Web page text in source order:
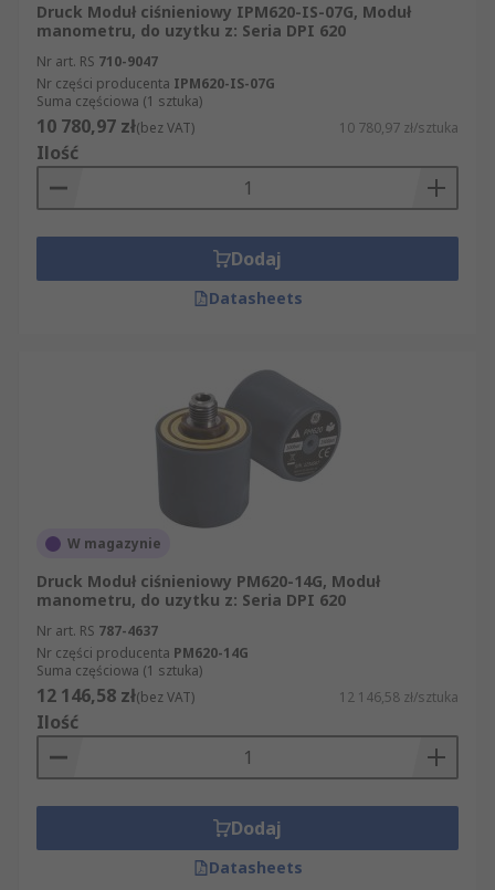
Druck Moduł ciśnieniowy IPM620-IS-07G, Moduł
manometru, do uzytku z: Seria DPI 620
Nr art. RS 710-9047
Nr części producenta IPM620-IS-07G
Suma częściowa (1 sztuka)
10 780,97 zł(bez VAT) 10 780,97 zł/sztuka
Ilość
Dodaj
Datasheets
W magazynie
Druck Moduł ciśnieniowy PM620-14G, Moduł
manometru, do uzytku z: Seria DPI 620
Nr art. RS 787-4637
Nr części producenta PM620-14G
Suma częściowa (1 sztuka)
12 146,58 zł(bez VAT) 12 146,58 zł/sztuka
Ilość
Dodaj
Datasheets